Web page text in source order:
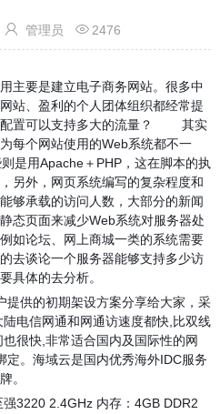
 管理员  2476
要是建立电子商务网站。很多中
站、盈利的个人团体组织都经常提
置可以支持多大的流量？
其实
每个网站使用的Web系统都不一
是用Apache＋PHP，这在脚本的执
另外，网页系统编写的复杂程度和
够承载的访问人数，大部分的新闻
态页面来减少Web系统对服务器处
如论坛、网上商城一类的系统需要
去谈论一个服务器能够支持多少访
具体的去分析。
提供的初期架设方案分享给大家，采
电信网通和网通访速度都快,比双线
很快,非常适合国内及国际性的网
定。海域云是国内优秀海外IDC服务
。
强3220 2.4GHz 内存：4GB DDR2